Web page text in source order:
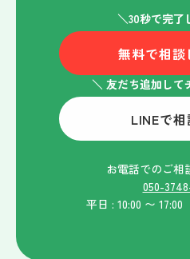
＼30秒で完了
無料で相談
＼ 友だち追加して
LINEで相
お電話でのご相
050-
平日 : 10:00 〜 17:00